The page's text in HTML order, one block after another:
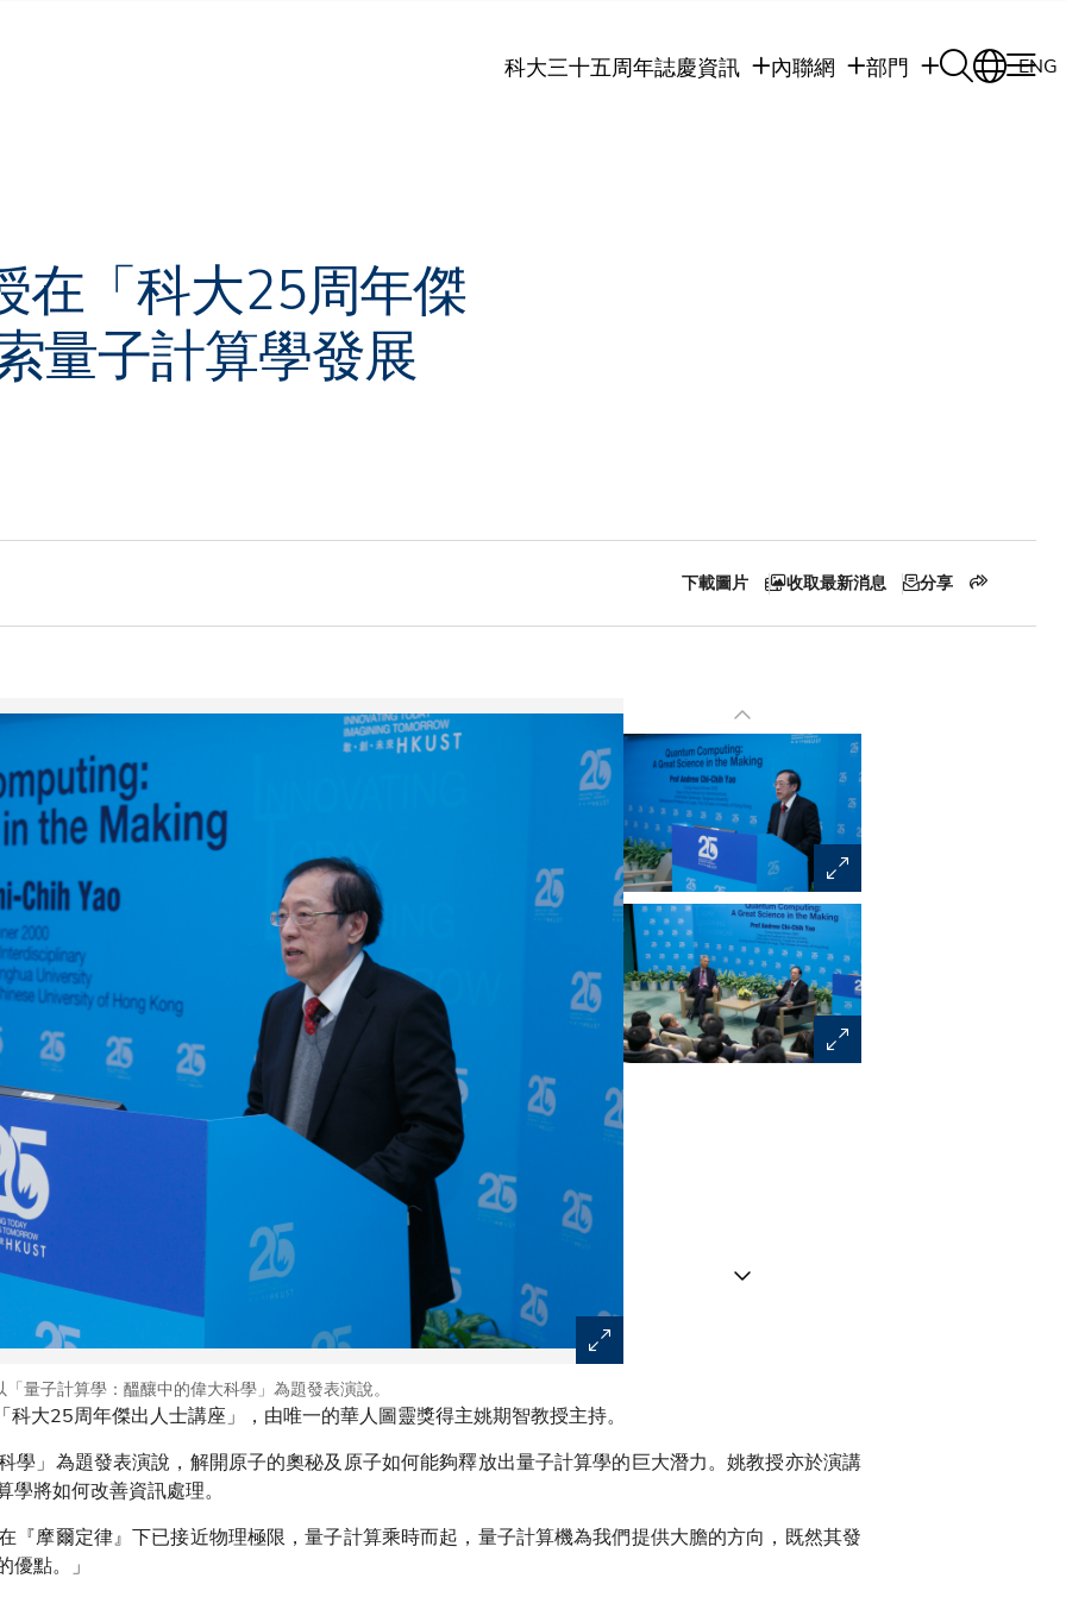
科大三十五周年誌慶資訊 內聯網 部門 ENG
在「科大25周年傑
量子計算學發展
下載圖片 收取最新消息 分享
量子計算學：醞釀中的偉大科學」為題發表演說。
大25周年傑出人士講座」，由唯一的華人圖靈獎得主姚期智教授主持。
學」為題發表演說，解開原子的奧秘及原子如何能夠釋放出量子計算學的巨大潛力。姚教授亦於演講
將如何改善資訊處理。
『摩爾定律』下已接近物理極限，量子計算乘時而起，量子計算機為我們提供大膽的方向，既然其發
點。」